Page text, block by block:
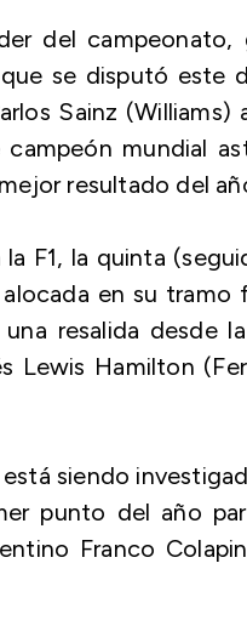
del
se disputó este
Sainz
mundial
resultado del
F1, la quinta
en su
resalida desde
Lewis Hamilton
siendo
punto del año
Franco